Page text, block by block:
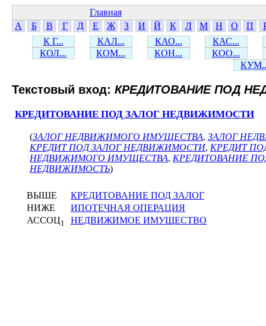
Главная
А
Б В Г Д Е Ж З И Й К Л М Н О П
К Г...
КАЛ... КАО...
КАС...
КОЛ...
КОМ... КОН...
КОО...
Текстовый вход: КРЕДИТОВАНИЕ ПОД
КРЕДИТОВАНИЕ ПОД ЗАЛОГ НЕДВИЖИМОСТИ
(ЗАЛОГ НЕДВИЖИМОГО ИМУЩЕСТВА, ЗАЛОГ
КРЕДИТ ПОД ЗАЛОГ НЕДВИЖИМОСТИ, КРЕДИТ
НЕДВИЖИМОГО ИМУЩЕСТВА, КРЕДИТОВАНИЕ
НЕДВИЖИМОСТЬ)
ВЫШЕ
КРЕДИТОВАНИЕ ПОД ЗАЛОГ
НИЖЕ
ИПОТЕЧНАЯ ОПЕРАЦИЯ
АССОЦ1 НЕДВИЖИМОЕ ИМУЩЕСТВО